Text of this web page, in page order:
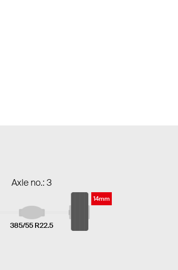
Axle no.: 3
385/55 R22.5
14mm